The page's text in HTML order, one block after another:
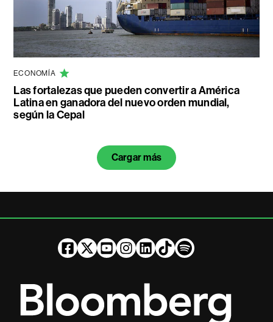
ECONOMÍA
Las fortalezas que pueden convertir a América
Latina en ganadora del nuevo orden mundial,
según la Cepal
Cargar más